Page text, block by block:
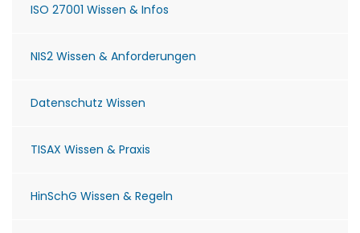
ISO 27001 Wissen & Infos
NIS2 Wissen & Anforderungen
Datenschutz Wissen
TISAX Wissen & Praxis
HinSchG Wissen & Regeln